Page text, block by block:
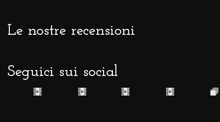
Le nostre recensioni
Seguici sui social